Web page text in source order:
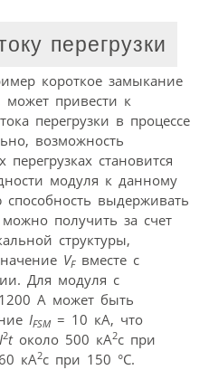
перегрузки
короткое замыкание
может привести к
перегрузки в процессе
возможность
становится
модуля к данному
выдерживать
получить за счет
структуры,
VFвместе с
Для модуля с
А может быть
IFSM= 10 кА, что
I2tоколо 500 кА2с при
кА2с при 150 °C.